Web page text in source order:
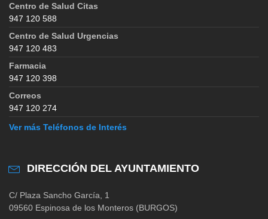
Centro de Salud Citas
947 120 588
Centro de Salud Urgencias
947 120 483
Farmacia
947 120 398
Correos
947 120 274
Ver más Teléfonos de Interés
DIRECCIÓN DEL AYUNTAMIENTO
C/ Plaza Sancho García, 1
09560 Espinosa de los Monteros (BURGOS)